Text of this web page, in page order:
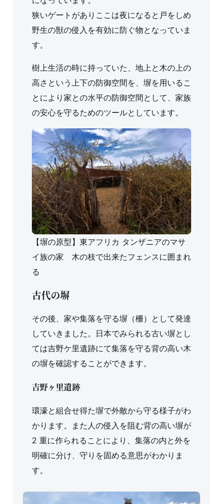
狭いゲートがありここは夜になると戸をしめ
野生の獣の侵入を有効に防ぐ物となっていま
す。
樹上生活の時に持っていた、地上と木の上の
高さという上下の防御空間を、塀を用いるこ
とにより家との水平の防御空間として、家族
の安心を守るためのツールとしています。
【塀の原型】東アフリカ タンザニアのマサ
イ族の家 木の枝で出来たフェンスに囲まれ
る
古代の塀
その後、家や集落を守る塀（柵）として発達
していきました。日本でみられる古い塀とし
ては吉野ケ里遺跡にて集落を守る背の高い木
の塀を確認することができます。
吉野ヶ里遺跡
環濠と組合せ得た塀で外敵から守る様子がわ
かります。また人の侵入を阻む背の高い塀が
2 重に作られることにより、集落の内と外を
明確に分け、守りを固める意思がわかりま
す。